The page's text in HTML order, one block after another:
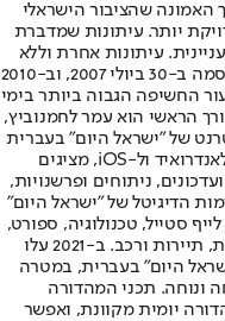
האמונה שהציבור הישראלי
יותר. עיתונות שמדברת
עיתונות אחרת וללא
תשלום. המהדורה המודפסת הראשונה פורסמה ב-30 ביולי 2007, וב-2010
החשיפה הגבוה ביותר בימי
הראשי הוא עמר לחמנוביץ,
של "ישראל היום" בעברית
ובאנגלית, כמו כן היישומונים (אפליקציות) לאנדרואיד ול-iOS, מציגים
ניתוחים ופרשנויות,
הדיגיטל של "ישראל היום"
סטייל, טכנולוגיה, ספורט,
כלכלה וצרכנות, בריאות, חיילים, אוכל, יהדות, תיירות ורכב. ב-2021 עלו
היום" בעברית, במטרה
ונוחה. תכני המהדורה
יומית מקוונת, ואפשר